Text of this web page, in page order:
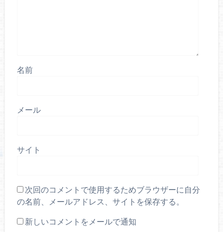
名前
メール
サイト
次回のコメントで使用するためブラウザーに自分
の名前、メールアドレス、サイトを保存する。
新しいコメントをメールで通知